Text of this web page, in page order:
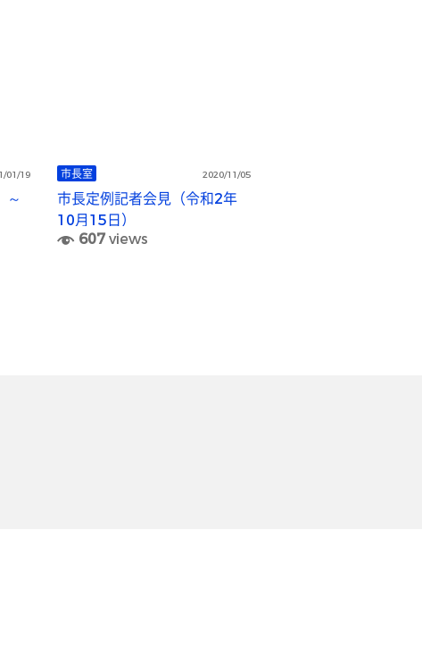
01/19
～
市長室 2020/11/05
市長定例記者会見（令和2年
10月15日）
607 views